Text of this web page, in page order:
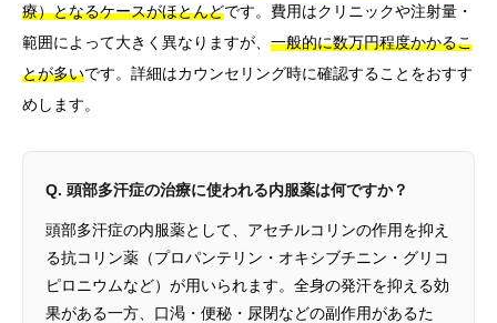
療）となるケースがほとんどです。費用はクリニックや注射量・
範囲によって大きく異なりますが、 一般的に数万円程度かかるこ
とが多いです。詳細はカウンセリング時に確認することをおすす
めします。
Q. 頭部多汗症の治療に使われる内服薬は何ですか？
頭部多汗症の内服薬として、アセチルコリンの作用を抑え
る抗コリン薬（プロパンテリン・オキシブチニン・グリコ
ピロニウムなど）が用いられます。全身の発汗を抑える効
果がある一方、口渇・便秘・尿閉などの副作用があるた